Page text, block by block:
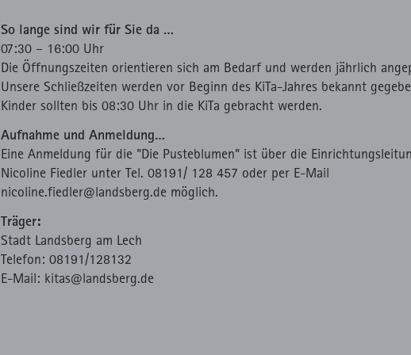
So lange sind wir für Sie da …
07:30 – 16:00 Uhr
Die Öffnungszeiten orientieren sich am Bedarf und werden jährlich
Unsere Schließzeiten werden vor Beginn des KiTa-Jahres bekannt
Kinder sollten bis 08:30 Uhr in die KiTa gebracht werden.
Aufnahme und Anmeldung…
Eine Anmeldung für die "Die Pusteblumen" ist über die
Nicoline Fiedler unter Tel. 08191/ 128 457 oder per E-Mail
nicoline.fiedler@landsberg.de möglich.
Träger:
Stadt Landsberg am Lech
Telefon: 08191/128132
E-Mail: kitas@landsberg.de
Aufruf von
fast.fonts.net
Verwendung des lokal eingebunden Fonts.